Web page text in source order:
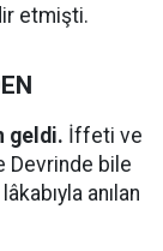
etmişti.
geldi. İffeti ve
Devrinde bile
anılan